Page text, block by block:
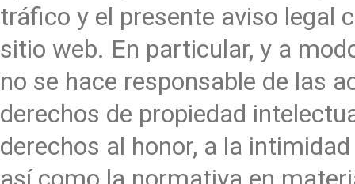
tráfico y el presente aviso legal
sitio web. En particular, y a
no se hace responsable de las
derechos de propiedad
derechos al honor, a la